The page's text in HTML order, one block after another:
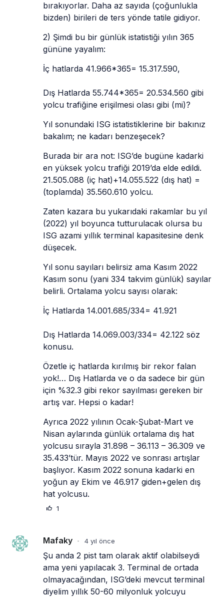
bırakıyorlar. Daha az sayıda (çoğunlukla
bizden) birileri de ters yönde tatile gidiyor.
2) Şimdi bu bir günlük istatistiği yılın 365
gününe yayalım:
İç hatlarda 41.966*365= 15.317.590,
Dış Hatlarda 55.744*365= 20.534.560 gibi
yolcu trafiğine erişilmesi olası gibi (mi)?
Yıl sonundaki ISG istatistiklerine bir bakınız
bakalım; ne kadarı benzeşecek?
Burada bir ara not: ISG’de bugüne kadarki
en yüksek yolcu trafiği 2019’da elde edildi.
21.505.088 (iç hat)+14.055.522 (dış hat) =
(toplamda) 35.560.610 yolcu.
Zaten kazara bu yukarıdaki rakamlar bu yıl
(2022) yıl boyunca tutturulacak olursa bu
ISG azami yıllık terminal kapasitesine denk
düşecek.
Yıl sonu sayıları belirsiz ama Kasım 2022
Kasım sonu (yani 334 takvim günlük) sayılar
belirli. Ortalama yolcu sayısı olarak:
İç Hatlarda 14.001.685/334= 41.921
Dış Hatlarda 14.069.003/334= 42.122 söz
konusu.
Özetle iç hatlarda kırılmış bir rekor falan
yok!… Dış Hatlarda ve o da sadece bir gün
için %32.3 gibi rekor sayılması gereken bir
artış var. Hepsi o kadar!
Ayrıca 2022 yılının Ocak-Şubat-Mart ve
Nisan aylarında günlük ortalama dış hat
yolcusu sırayla 31.898 – 36.113 – 36.309 ve
35.433’tür. Mayıs 2022 ve sonrası artışlar
başlıyor. Kasım 2022 sonuna kadarki en
yoğun ay Ekim ve 46.917 giden+gelen dış
hat yolcusu.
1
Mafaky • 4 yıl önce
Şu anda 2 pist tam olarak aktif olabilseydi
ama yeni yapılacak 3. Terminal de ortada
olmayacağından, ISG’deki mevcut terminal
diyelim yıllık 50-60 milyonluk yolcuyu